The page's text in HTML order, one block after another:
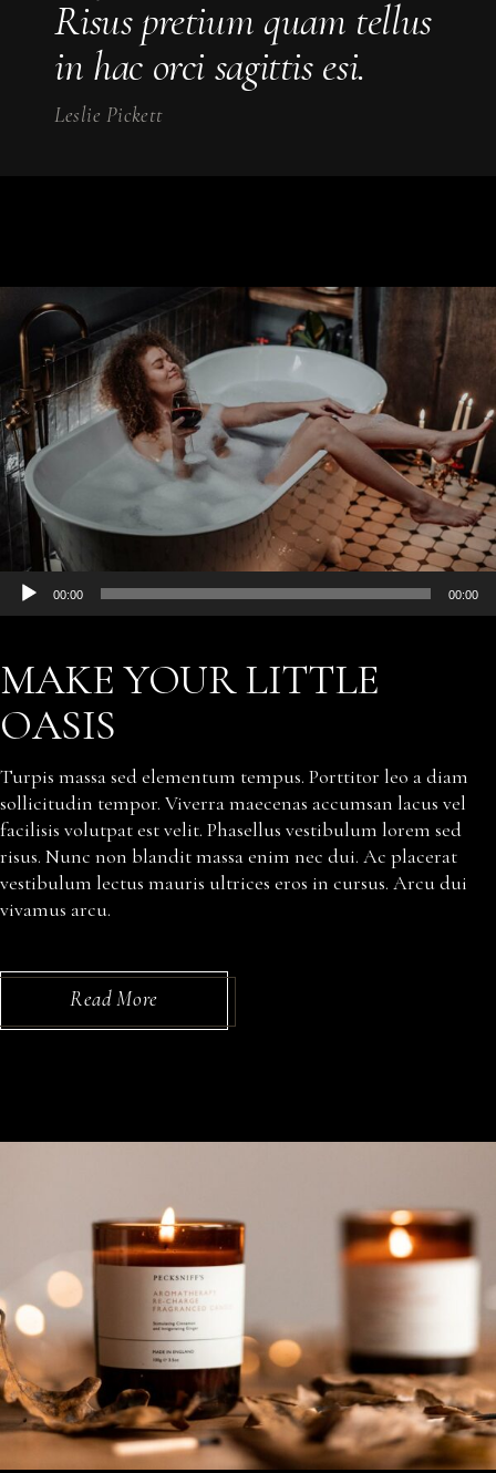
Risus pretium quam tellus
in hac orci sagittis esi.
Leslie Pickett
Audio
Player
00:00 00:00
MAKE YOUR LITTLE
OASIS
Turpis massa sed elementum tempus. Porttitor leo a diam
sollicitudin tempor. Viverra maecenas accumsan lacus vel
facilisis volutpat est velit. Phasellus vestibulum lorem sed
risus. Nunc non blandit massa enim nec dui. Ac placerat
vestibulum lectus mauris ultrices eros in cursus. Arcu dui
vivamus arcu.
Read More